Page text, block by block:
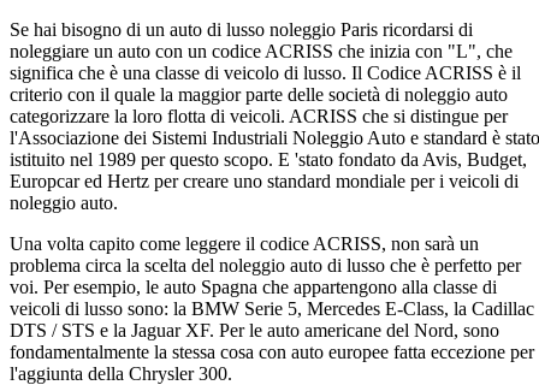
Se hai bisogno di un auto di lusso noleggio Paris ricordarsi di
noleggiare un auto con un codice ACRISS che inizia con "L", che
significa che è una classe di veicolo di lusso. Il Codice ACRISS è il
criterio con il quale la maggior parte delle società di noleggio auto
categorizzare la loro flotta di veicoli. ACRISS che si distingue per
l'Associazione dei Sistemi Industriali Noleggio Auto e standard è stato
istituito nel 1989 per questo scopo. E 'stato fondato da Avis, Budget,
Europcar ed Hertz per creare uno standard mondiale per i veicoli di
noleggio auto.
Una volta capito come leggere il codice ACRISS, non sarà un
problema circa la scelta del noleggio auto di lusso che è perfetto per
voi. Per esempio, le auto Spagna che appartengono alla classe di
veicoli di lusso sono: la BMW Serie 5, Mercedes E-Class, la Cadillac
DTS / STS e la Jaguar XF. Per le auto americane del Nord, sono
fondamentalmente la stessa cosa con auto europee fatta eccezione per
l'aggiunta della Chrysler 300.